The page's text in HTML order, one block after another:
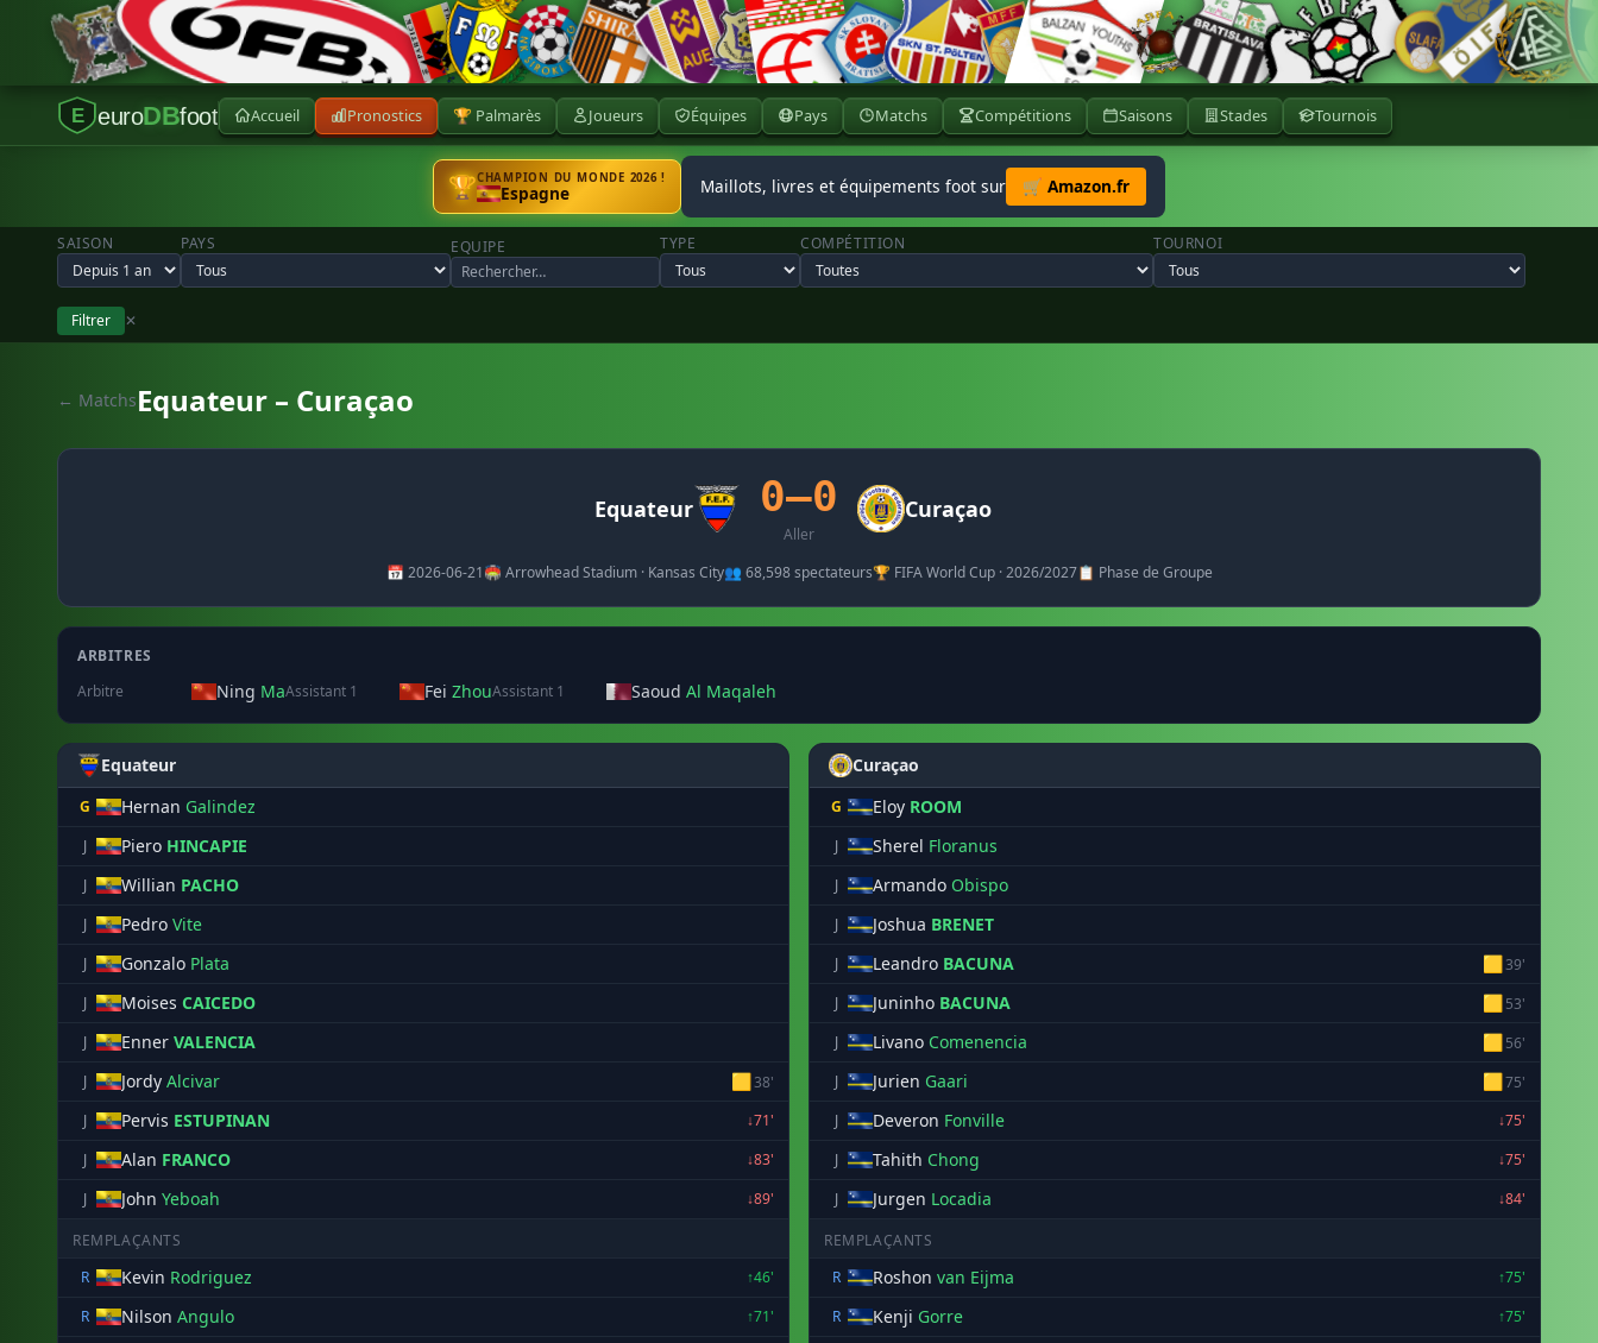
E euroDBfoot Accueil Pronostics 🏆 Palmarès Joueurs Équipes Pays Matchs Compétitions Saisons Stades Tournois
🏆CHAMPION DU MONDE 2026 !
Espagne Maillots, livres et équipements foot sur 🛒 Amazon.fr
SAISON PAYS EQUIPE TYPE COMPÉTITION TOURNOI
Filtrer ✕
← MatchsEquateur – Curaçao
Equateur 0–0
Aller
Curaçao
📅 2026-06-21🏟️ Arrowhead Stadium · Kansas City👥 68,598 spectateurs🏆 FIFA World Cup · 2026/2027📋 Phase de Groupe
ARBITRES
Arbitre
Ning MaAssistant 1 Fei ZhouAssistant 1 Saoud Al Maqaleh
Equateur
G Hernan Galindez
J Piero HINCAPIE
J Willian PACHO
J Pedro Vite
J Gonzalo Plata
J Moises CAICEDO
J Enner VALENCIA
J Jordy Alcivar 🟨38'
J
Pervis ESTUPINAN
↓71'
J
Alan FRANCO
↓83'
J
John Yeboah ↓89'
REMPLAÇANTS
R
Kevin Rodriguez
↑46'
R
Nilson Angulo
↑71'
Curaçao
G Eloy ROOM
J Sherel Floranus
J Armando Obispo
J Joshua BRENET
J Leandro BACUNA 🟨39'
J
Juninho BACUNA 🟨53'
J
Livano Comenencia 🟨56'
J
Jurien Gaari 🟨75'
J
Deveron Fonville
↓75'
J
Tahith Chong
↓75'
J
Jurgen Locadia ↓84'
REMPLAÇANTS
R
Roshon van Eijma
↑75'
R
Kenji Gorre
↑75'